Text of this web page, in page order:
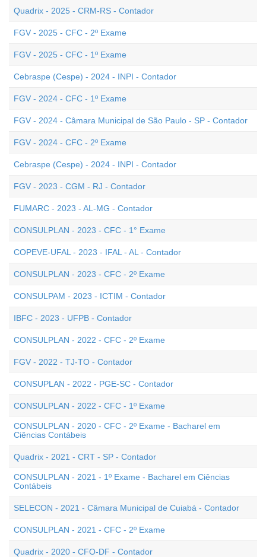
Quadrix - 2025 - CRM-RS - Contador
FGV - 2025 - CFC - 2º Exame
FGV - 2025 - CFC - 1º Exame
Cebraspe (Cespe) - 2024 - INPI - Contador
FGV - 2024 - CFC - 1º Exame
FGV - 2024 - Câmara Municipal de São Paulo - SP - Contador
FGV - 2024 - CFC - 2º Exame
Cebraspe (Cespe) - 2024 - INPI - Contador
FGV - 2023 - CGM - RJ - Contador
FUMARC - 2023 - AL-MG - Contador
CONSULPLAN - 2023 - CFC - 1° Exame
COPEVE-UFAL - 2023 - IFAL - AL - Contador
CONSULPLAN - 2023 - CFC - 2º Exame
CONSULPAM - 2023 - ICTIM - Contador
IBFC - 2023 - UFPB - Contador
CONSULPLAN - 2022 - CFC - 2º Exame
FGV - 2022 - TJ-TO - Contador
CONSUPLAN - 2022 - PGE-SC - Contador
CONSULPLAN - 2022 - CFC - 1º Exame
CONSULPLAN - 2020 - CFC - 2º Exame - Bacharel em
Ciências Contábeis
Quadrix - 2021 - CRT - SP - Contador
CONSULPLAN - 2021 - 1º Exame - Bacharel em Ciências
Contábeis
SELECON - 2021 - Câmara Municipal de Cuiabá - Contador
CONSULPLAN - 2021 - CFC - 2º Exame
Quadrix - 2020 - CFO-DF - Contador